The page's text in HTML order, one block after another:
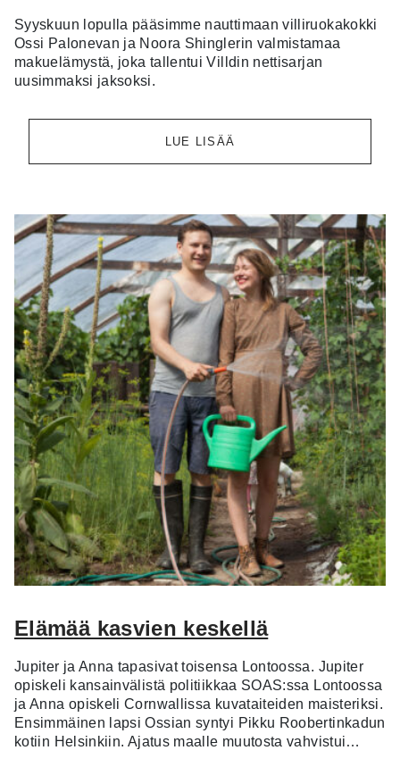
Syyskuun lopulla pääsimme nauttimaan villiruokakokki
Ossi Palonevan ja Noora Shinglerin valmistamaa
makuelämystä, joka tallentui Villdin nettisarjan
uusimmaksi jaksoksi.
LUE LISÄÄ
Elämää kasvien keskellä
Jupiter ja Anna tapasivat toisensa Lontoossa. Jupiter
opiskeli kansainvälistä politiikkaa SOAS:ssa Lontoossa
ja Anna opiskeli Cornwallissa kuvataiteiden maisteriksi.
Ensimmäinen lapsi Ossian syntyi Pikku Roobertinkadun
kotiin Helsinkiin. Ajatus maalle muutosta vahvistui…